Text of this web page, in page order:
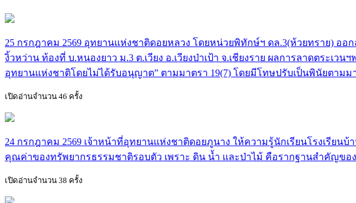
25 กรกฎาคม 2569 อุทยานแห่งชาติดอยหลวง โดยหน่วยพิทักษ์ฯ ดล.3(ห้วยทราย) ออ
งิ้วหว่าน ท้องที่ บ.หนองยาว ม.3 ต.เวียง อ.เวียงป่าเป้า จ.เชียงราย ผลการลาดตระเ
อุทยานแห่งชาติโดยไม่ได้รับอนุญาต” ตามมาตรา 19(7) โดยมีโทษปรับเป็นพินัยตามม
เปิดอ่านจำนวน 46 ครั้ง
24 กรกฎาคม 2569 เจ้าหน้าที่อุทยานแห่งชาติดอยภูนาง ให้ความรู้นักเรียนโรงเรีย
คุณค่าของทรัพยากรธรรมชาติรอบตัว เพราะ ดิน น้ำ และป่าไม้ คือรากฐานสำคัญขอ
เปิดอ่านจำนวน 38 ครั้ง